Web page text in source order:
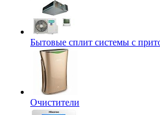
Бытовые сплит системы с
Очистители